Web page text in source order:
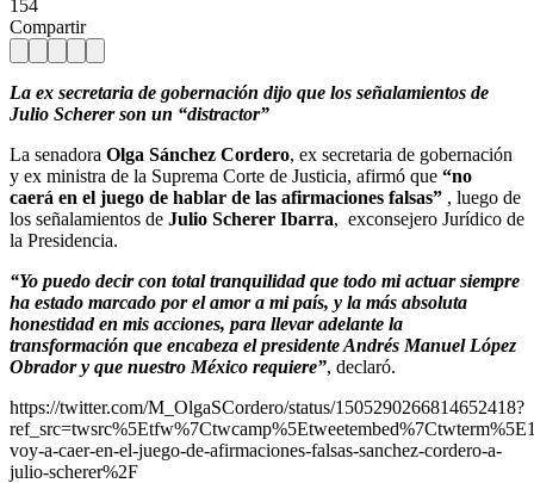
154
Compartir
La ex secretaria de gobernación dijo que los señalamientos de
Julio Scherer son un “distractor”
La senadora Olga Sánchez Cordero, ex secretaria de gobernación
y ex ministra de la Suprema Corte de Justicia, afirmó que “no
caerá en el juego de hablar de las afirmaciones falsas” , luego de
los señalamientos de Julio Scherer Ibarra, exconsejero Jurídico de
la Presidencia.
“Yo puedo decir con total tranquilidad que todo mi actuar siempre
ha estado marcado por el amor a mi país, y la más absoluta
honestidad en mis acciones, para llevar adelante la
transformación que encabeza el presidente Andrés Manuel López
Obrador y que nuestro México requiere”, declaró.
https://twitter.com/M_OlgaSCordero/status/1505290266814652418?
voy-a-caer-en-el-juego-de-afirmaciones-falsas-sanchez-cordero-a-
julio-scherer%2F